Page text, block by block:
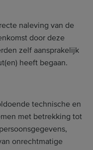
naleving van de
door deze
zelf aansprakelijk
heeft begaan.
technische en
met betrekking tot
onrechtmatige